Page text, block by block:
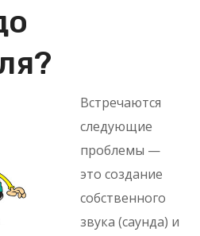
Встречаются
следующие
проблемы —
это создание
собственного
звука (саунда) и